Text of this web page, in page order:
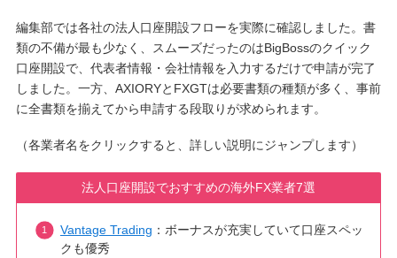
編集部では各社の法人口座開設フローを実際に確認しました。書
類の不備が最も少なく、スムーズだったのはBigBossのクイック
口座開設で、代表者情報・会社情報を入力するだけで申請が完了
しました。一方、AXIORYとFXGTは必要書類の種類が多く、事前
に全書類を揃えてから申請する段取りが求められます。
（各業者名をクリックすると、詳しい説明にジャンプします）
法人口座開設でおすすめの海外FX業者7選
Vantage Trading ：ボーナスが充実していて口座スペッ
クも優秀